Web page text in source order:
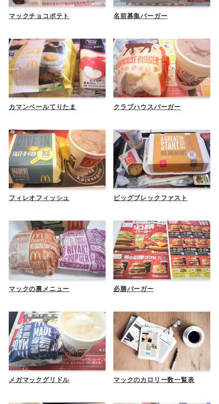
マックチョコポテト 名前募集バーガー
カマンベールてりたま クラブハウスバーガー
フィレオフィッシュ ビッグブレックファスト
マックの裏メニュー 必勝バーガー
メガマックグリドル マックのカロリー数一覧表